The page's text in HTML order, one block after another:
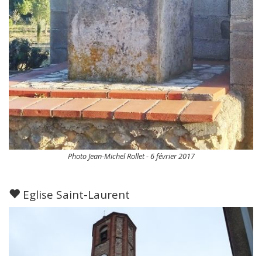
Photo Jean-Michel Rollet - 6 février 2017
Eglise Saint-Laurent